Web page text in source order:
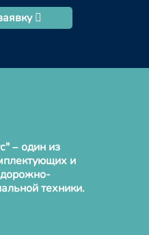
– один из
и
техники.